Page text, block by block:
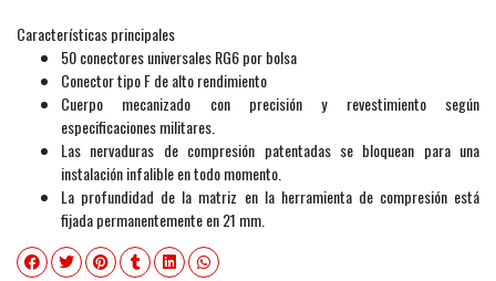
Características principales
50 conectores universales RG6 por bolsa
Conector tipo F de alto rendimiento
Cuerpo mecanizado con precisión y revestimiento según
especificaciones militares.
Las nervaduras de compresión patentadas se bloquean para una
instalación infalible en todo momento.
La profundidad de la matriz en la herramienta de compresión está
fijada permanentemente en 21 mm.